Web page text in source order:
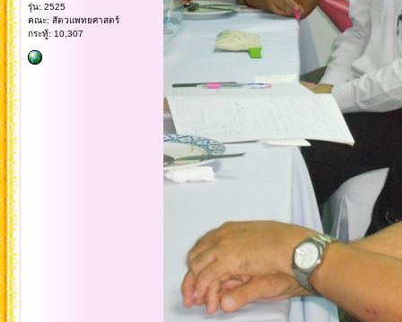
รุ่น: 2525
คณะ: สัตวแพทยศาสตร์
กระทู้: 10,307